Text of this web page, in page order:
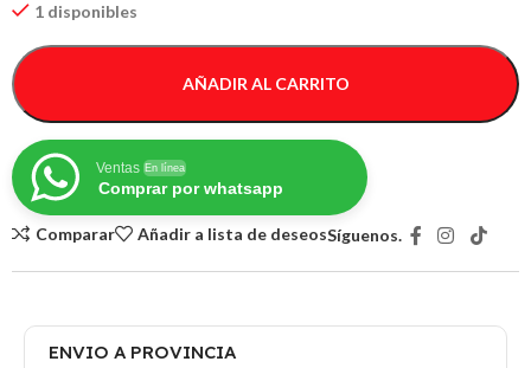
1 disponibles
AÑADIR AL CARRITO
Ventas En línea
Comprar por whatsapp
Comparar Añadir a lista de deseosSíguenos.
ENVIO A PROVINCIA